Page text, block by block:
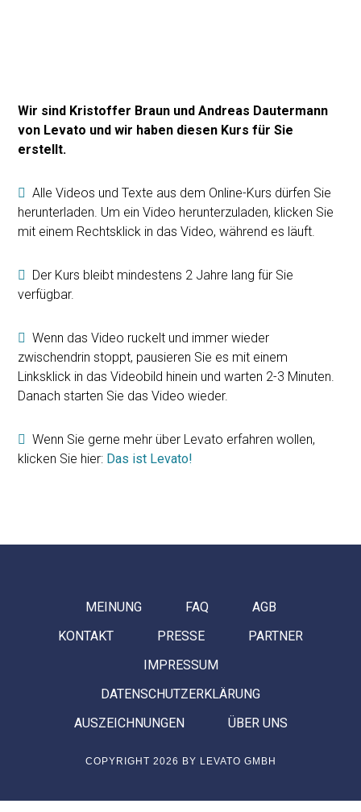
Wir sind Kristoffer Braun und Andreas Dautermann
von Levato und wir haben diesen Kurs für Sie
erstellt.
Alle Videos und Texte aus dem Online-Kurs dürfen Sie
herunterladen. Um ein Video herunterzuladen, klicken Sie
mit einem Rechtsklick in das Video, während es läuft.
Der Kurs bleibt mindestens 2 Jahre lang für Sie
verfügbar.
Wenn das Video ruckelt und immer wieder
zwischendrin stoppt, pausieren Sie es mit einem
Linksklick in das Videobild hinein und warten 2-3 Minuten.
Danach starten Sie das Video wieder.
Wenn Sie gerne mehr über Levato erfahren wollen,
klicken Sie hier: Das ist Levato!
MEINUNG FAQ
AGB
KONTAKT
PRESSE
PARTNER
IMPRESSUM
DATENSCHUTZERKLÄRUNG
AUSZEICHNUNGEN
ÜBER UNS
COPYRIGHT 2026 BY LEVATO GMBH